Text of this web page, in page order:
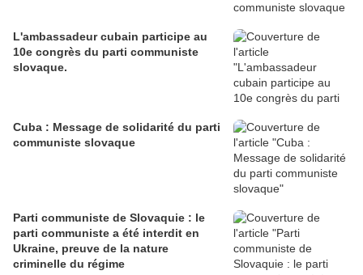
L'ambassadeur cubain participe au
10e congrès du parti communiste
slovaque.
Cuba : Message de solidarité du parti
communiste slovaque
Parti communiste de Slovaquie : le
parti communiste a été interdit en
Ukraine, preuve de la nature
criminelle du régime